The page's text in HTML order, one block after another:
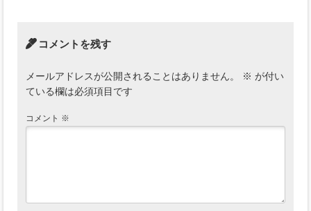
コメントを残す
メールアドレスが公開されることはありません。 ※ が付い
ている欄は必須項目です
コメント ※